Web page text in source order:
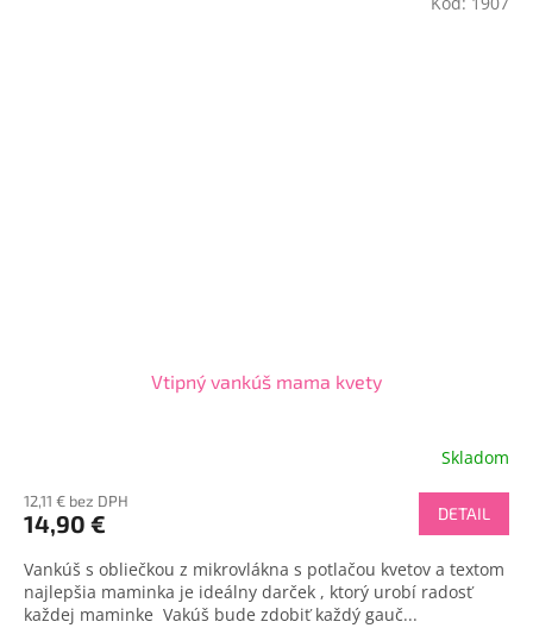
Vtipný vankúš mama kvety
Skladom
12,11 € bez DPH
14,90 € DETAIL
Vankúš s obliečkou z mikrovlákna s potlačou kvetov a textom
najlepšia maminka je ideálny darček , ktorý urobí radosť
každej maminke Vakúš bude zdobiť každý gauč...